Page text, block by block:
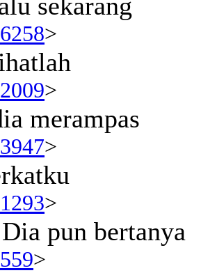
>
>
merampas
>
>
pun bertanya
>